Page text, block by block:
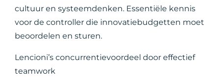
cultuur en systeemdenken. Essentiële kennis
voor de controller die innovatiebudgetten moet
beoordelen en sturen.
Lencioni’s concurrentievoordeel door effectief
teamwork